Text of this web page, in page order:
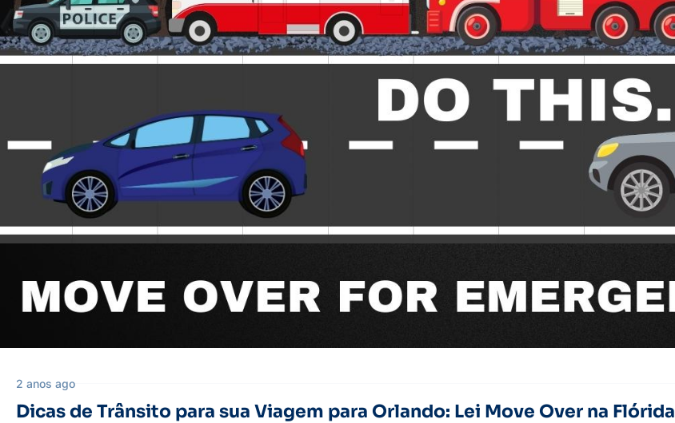
2 anos ago
Dicas de Trânsito para sua Viagem para Orlando: Lei Move Over na Flórida